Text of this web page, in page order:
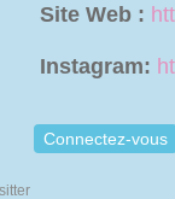
Site Web :
Instagram:
Connectez-vous